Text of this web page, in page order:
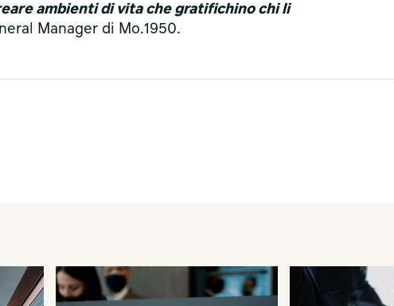
ambienti di vita che gratifichino chi li
Manager di Mo.1950.